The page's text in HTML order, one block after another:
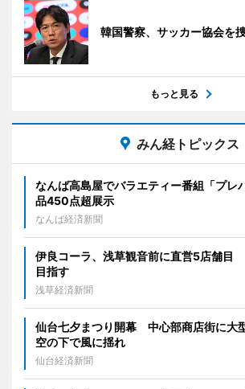
韓国警察、サッカー協会を
もっと見る
みん経トピックス
なんば高島屋でバラエティー番組「プ
品450点超展示
なんば経済新聞
伊良コーラ、浅草観音前に直営5店舗目
目指す
浅草経済新聞
仙台七夕まつり開幕 中心部商店街に大
空の下で風に揺れ
仙台経済新聞